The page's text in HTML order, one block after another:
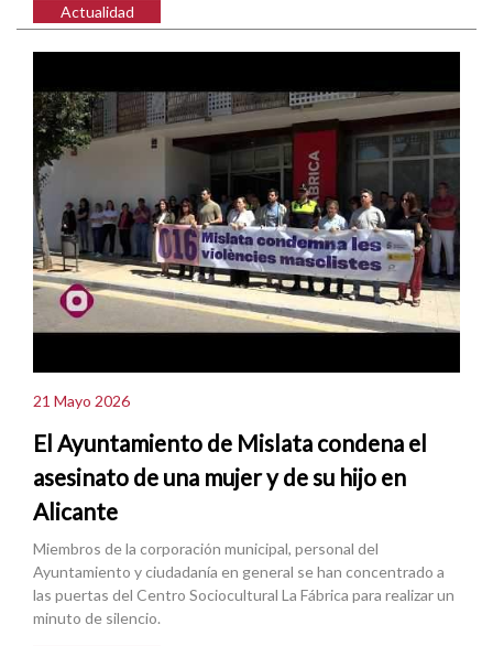
Actualidad
21 Mayo 2026
El Ayuntamiento de Mislata condena el
asesinato de una mujer y de su hijo en
Alicante
Miembros de la corporación municipal, personal del
Ayuntamiento y ciudadanía en general se han concentrado a
las puertas del Centro Sociocultural La Fábrica para realizar un
minuto de silencio.